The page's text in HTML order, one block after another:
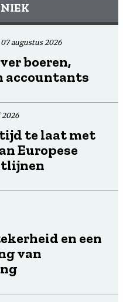
07 augustus 2026
boeren,
accountants
2026
te laat met
Europese
en een
van